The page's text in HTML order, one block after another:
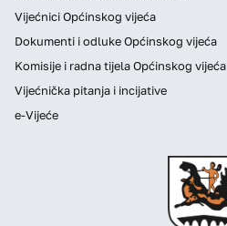
Vijećnici Općinskog vijeća
Dokumenti i odluke Općinskog vijeća
Komisije i radna tijela Općinskog vijeća
Vijećnička pitanja i incijative
e-Vijeće